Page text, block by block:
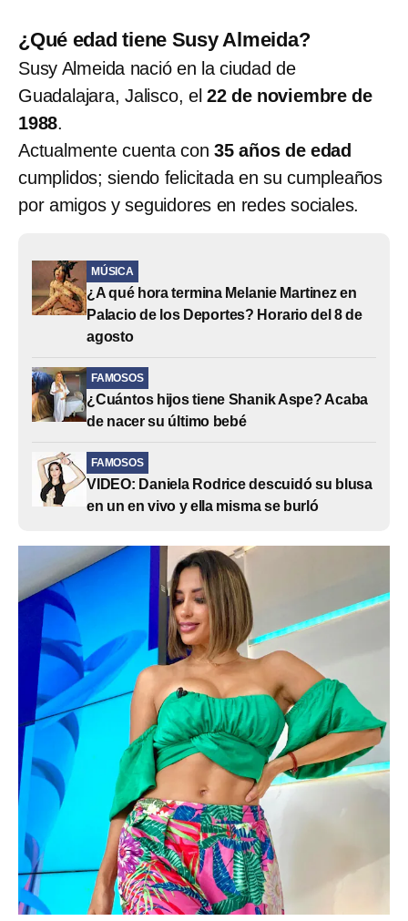
¿Qué edad tiene Susy Almeida?
Susy Almeida nació en la ciudad de
Guadalajara, Jalisco, el 22 de noviembre de
1988.
Actualmente cuenta con35 años de edad
cumplidos; siendo felicitada en su cumpleaños
por amigos y seguidores en redes sociales.
MÚSICA
¿A qué hora termina Melanie Martinez en
Palacio de los Deportes? Horario del 8 de
agosto
FAMOSOS
¿Cuántos hijos tiene Shanik Aspe? Acaba
de nacer su último bebé
FAMOSOS
VIDEO: Daniela Rodrice descuidó su blusa
en un en vivo y ella misma se burló